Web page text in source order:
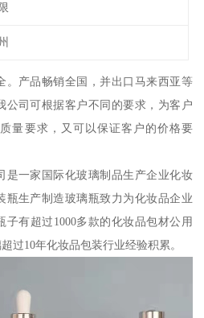
。产品畅销全国，并出口马来西亚等
公司可根据客户不同的要求，为客户
量要求，又可以保证客户的价格要
是一家国际化玻璃制品生产企业化妆
瓶生产制造玻璃瓶致力为化妆品企业
有超过1000多款的化妆品包材公用
过10年化妆品包装行业经验积累。